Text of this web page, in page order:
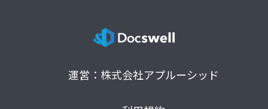
運営：株式会社アプルーシッド